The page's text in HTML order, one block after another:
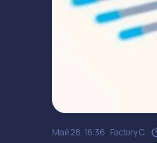
Май 28, 16:36 Factory C.